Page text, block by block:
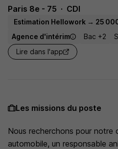
Paris 8e - 75 CDI
Estimation Hellowork → 25
Agence d'intérim
Bac +2
Lire dans l'app
Les missions du poste
Nous recherchons pour notre
automobile, un responsable